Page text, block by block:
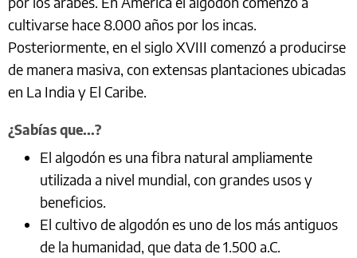
cultivarse hace 8.000 años por los incas.
Posteriormente, en el siglo XVIII comenzó a producirse
de manera masiva, con extensas plantaciones ubicadas
en La India y El Caribe.
¿Sabías que...?
El algodón es una fibra natural ampliamente
utilizada a nivel mundial, con grandes usos y
beneficios.
El cultivo de algodón es uno de los más antiguos
de la humanidad, que data de 1.500 a.C.